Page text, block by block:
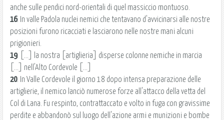
anche sulle pendici nord-orientali di quel massiccio montuoso.
16. In valle Padola nuclei nemici che tentavano d'avvicinarsi alle nostre
posizioni furono ricacciati e lasciarono nelle nostre mani alcuni
prigionieri.
19. [...] la nostra [artiglieria] disperse colonne nemiche in marcia
[...] nell'Alto Cordevole [...]
20. In Valle Cordevole il giorno 18 dopo intensa preparazione delle
artiglierie, il nemico lanciò numerose forze all'attacco della vetta del
Col di Lana. Fu respinto, contrattaccato e volto in fuga con gravissime
perdite e abbandonò sul luogo dell'azione armi e munizioni e bombe